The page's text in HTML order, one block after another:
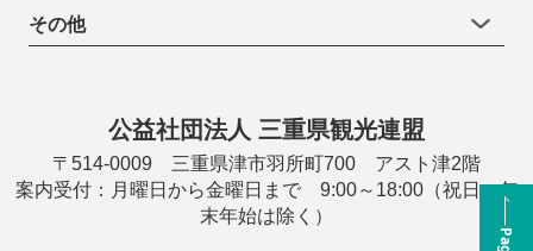
その他
公益社団法人 三重県観光連盟
〒514-0009 三重県津市羽所町700 アスト津2階
案内受付：月曜日から金曜日まで 9:00～18:00（祝日・年
末年始は除く）